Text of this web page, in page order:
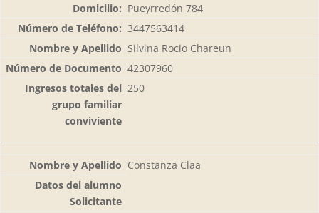
Pueyrredón 784
3447563414
Silvina Rocio Chareun
42307960
250
Constanza Claa